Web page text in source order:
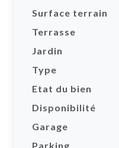
Surface terrain
Terrasse
Jardin
Type
Etat du bien
Disponibilité
Garage
Parking